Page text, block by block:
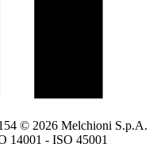
© 2026 Melchioni S.p.A.